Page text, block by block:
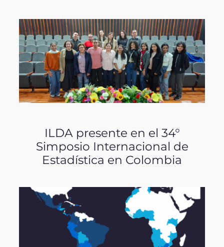
ILDA presente en el 34°
Simposio Internacional de
Estadística en Colombia